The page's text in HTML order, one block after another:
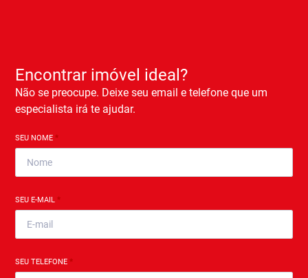
Encontrar imóvel ideal?
Não se preocupe. Deixe seu email e telefone que um
especialista irá te ajudar.
SEU NOME*
SEU E-MAIL*
SEU TELEFONE*